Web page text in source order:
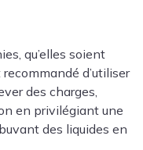
qu’elles soient
d’utiliser
des charges,
en privilégiant une
des liquides en